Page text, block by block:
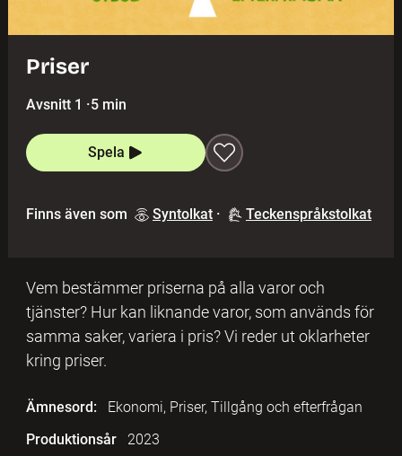
Priser
Avsnitt 1 ·5 min
Spela
Finns även som Syntolkat · Teckenspråkstolkat
Vem bestämmer priserna på alla varor och
tjänster? Hur kan liknande varor, som används för
samma saker, variera i pris? Vi reder ut oklarheter
kring priser.
Ämnesord:
Ekonomi, Priser, Tillgång och efterfrågan
Produktionsår
2023